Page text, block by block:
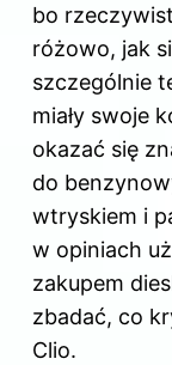
bo
różowo, jak
szczególnie
miały swoje
okazać się
do
wtryskiem i
w opiniach
zakupem
zbadać, co
Clio.